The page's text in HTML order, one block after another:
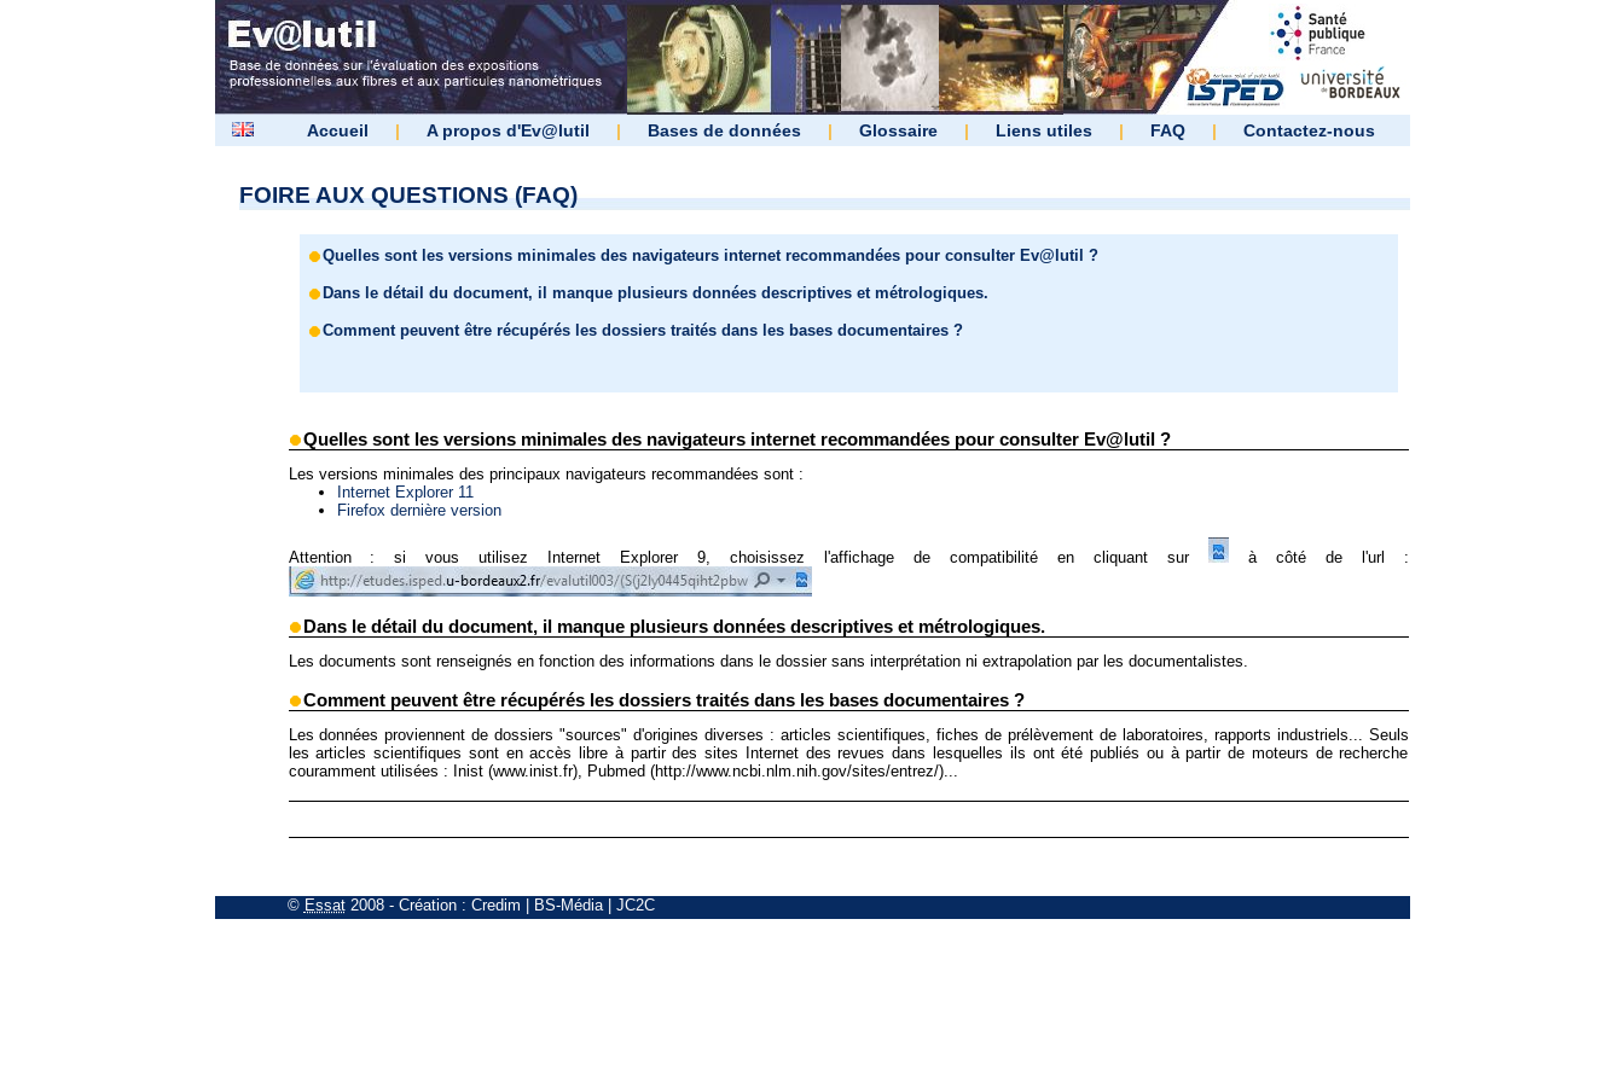
Accueil | A propos d'Ev@lutil | Bases de données | Glossaire | Liens utiles | FAQ | Contactez-nous
FOIRE AUX QUESTIONS (FAQ)
Quelles sont les versions minimales des navigateurs internet recommandées pour consulter Ev@lutil ?
Dans le détail du document, il manque plusieurs données descriptives et métrologiques.
Comment peuvent être récupérés les dossiers traités dans les bases documentaires ?
Quelles sont les versions minimales des navigateurs internet recommandées pour consulter Ev@lutil ?
Les versions minimales des principaux navigateurs recommandées sont :
Internet Explorer 11
Firefox dernière version
Attention : si vous utilisez Internet Explorer 9, choisissez l'affichage de compatibilité en cliquant sur à côté de l'url :
Dans le détail du document, il manque plusieurs données descriptives et métrologiques.
Les documents sont renseignés en fonction des informations dans le dossier sans interprétation ni extrapolation par les documentalistes.
Comment peuvent être récupérés les dossiers traités dans les bases documentaires ?
Les données proviennent de dossiers "sources" d'origines diverses : articles scientifiques, fiches de prélèvement de laboratoires, rapports industriels... Seuls
les articles scientifiques sont en accès libre à partir des sites Internet des revues dans lesquelles ils ont été publiés ou à partir de moteurs de recherche
couramment utilisées : Inist (www.inist.fr), Pubmed (http://www.ncbi.nlm.nih.gov/sites/entrez/)...
© Essat2008 - Création : Credim BS-Média| JC2C